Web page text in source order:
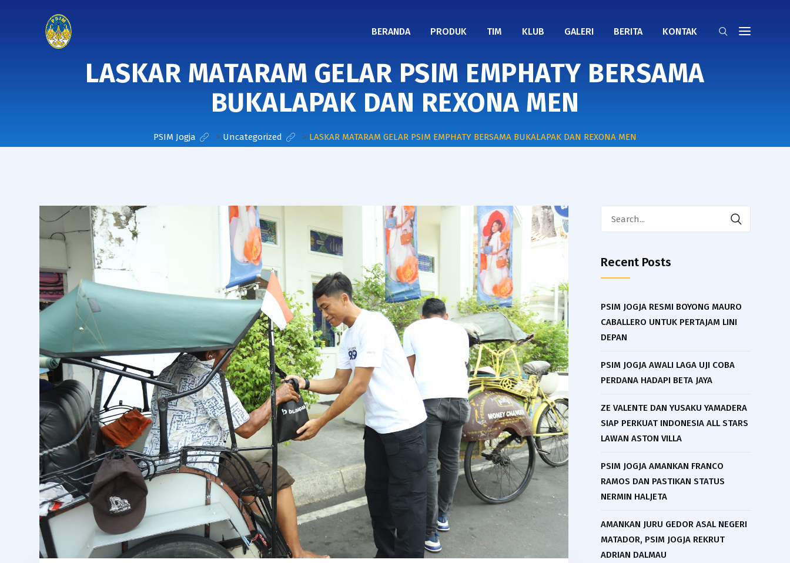
BERANDA PRODUK TIM KLUB GALERI BERITA KONTAK
LASKAR MATARAM GELAR PSIM EMPHATY BERSAMA
BUKALAPAK DAN REXONA MEN
PSIM Jogja > Uncategorized > LASKAR MATARAM GELAR PSIM EMPHATY BERSAMA BUKALAPAK DAN REXONA MEN
Recent Posts
PSIM JOGJA RESMI BOYONG MAURO
CABALLERO UNTUK PERTAJAM LINI
DEPAN
PSIM JOGJA AWALI LAGA UJI COBA
PERDANA HADAPI BETA JAYA
ZE VALENTE DAN YUSAKU YAMADERA
SIAP PERKUAT INDONESIA ALL STARS
LAWAN ASTON VILLA
PSIM JOGJA AMANKAN FRANCO
RAMOS DAN PASTIKAN STATUS
NERMIN HALJETA
AMANKAN JURU GEDOR ASAL NEGERI
MATADOR, PSIM JOGJA REKRUT
ADRIAN DALMAU